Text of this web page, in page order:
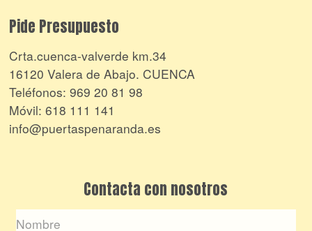
Pide Presupuesto
Crta.cuenca-valverde km.34
16120 Valera de Abajo. CUENCA
Teléfonos: 969 20 81 98
Móvil: 618 111 141
info@puertaspenaranda.es
Contacta con nosotros